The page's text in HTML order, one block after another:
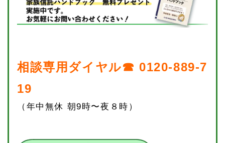
相談専用ダイヤル☎ 0120-889-7
19
（年中無休 朝9時〜夜８時）